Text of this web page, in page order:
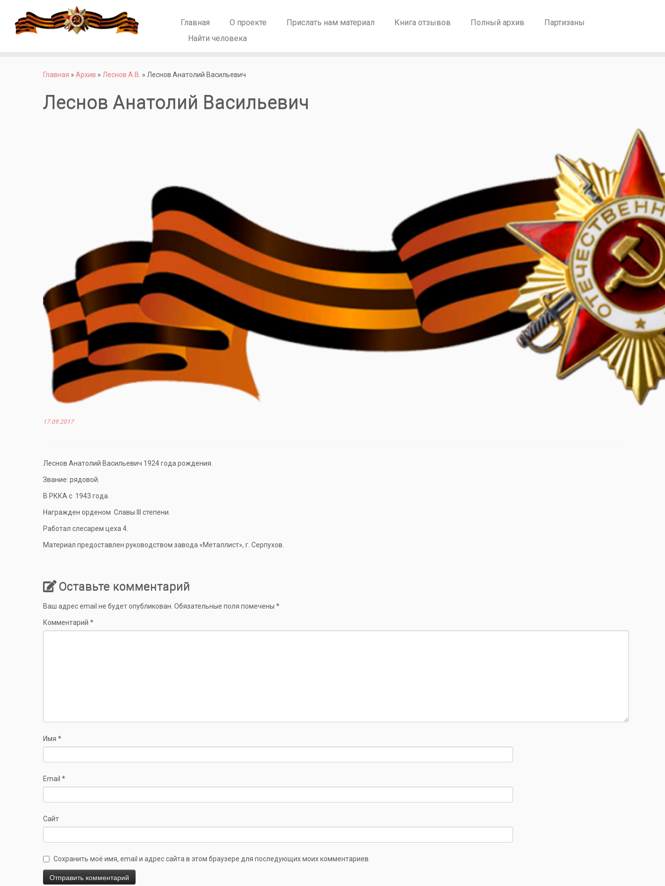
Главная О проекте Прислать нам материал Книга отзывов Полный архив
Партизаны
Найти человека
Главная » Архив » Леснов А.В. » Леснов Анатолий Васильевич
Леснов Анатолий Васильевич
17.09.2017
Леснов Анатолий Васильевич 1924 года рождения.
Звание: рядовой.
В РККА с 1943 года.
Награжден орденом Славы III степени.
Работал слесарем цеха 4.
Материал предоставлен руководством завода «Металлист», г. Серпухов.
Оставьте комментарий
Ваш адрес email не будет опубликован. Обязательные поля помечены *
Комментарий *
Имя *
Email *
Сайт
Сохранить моё имя, email и адрес сайта в этом браузере для последующих моих комментариев.